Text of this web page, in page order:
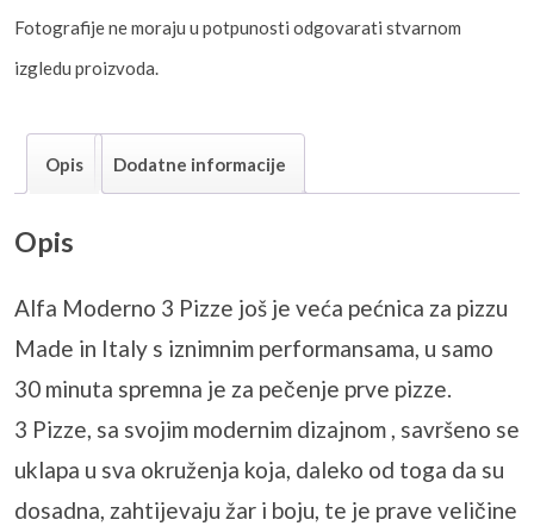
Fotografije ne moraju u potpunosti odgovarati stvarnom
izgledu proizvoda.
Opis Dodatne informacije
Opis
Alfa Moderno 3 Pizze još je veća pećnica za pizzu
Made in Italy s iznimnim performansama, u samo
30 minuta spremna je za pečenje prve pizze.
3 Pizze, sa svojim modernim dizajnom , savršeno se
uklapa u sva okruženja koja, daleko od toga da su
dosadna, zahtijevaju žar i boju, te je prave veličine